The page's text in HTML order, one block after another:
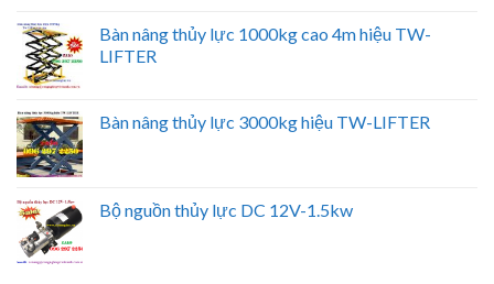
Bàn nâng thủy lực 1000kg cao 4m hiệu TW-
LIFTER
Bàn nâng thủy lực 3000kg hiệu TW-LIFTER
Bộ nguồn thủy lực DC 12V-1.5kw